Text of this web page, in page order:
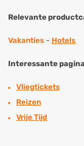
Relevante
Vakanties - Hotels
Interessante
Vliegtickets
Reizen
Vrije Tijd